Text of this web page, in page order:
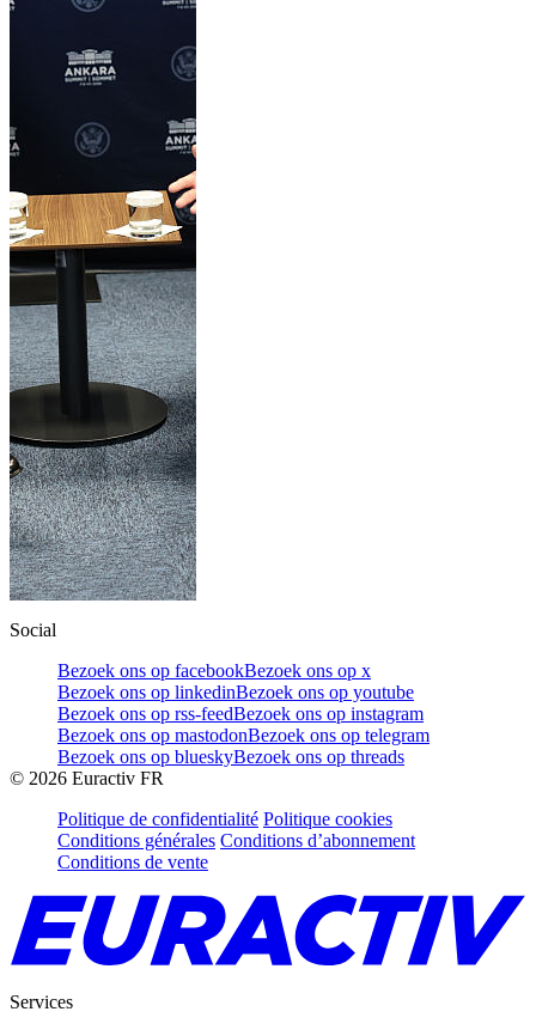
Social
Bezoek ons op facebookBezoek ons op x
Bezoek ons op linkedinBezoek ons op youtube
Bezoek ons op rss-feedBezoek ons op instagram
Bezoek ons op mastodonBezoek ons op telegram
Bezoek ons op blueskyBezoek ons op threads
© 2026 Euractiv FR
Politique de confidentialité Politique cookies
Conditions générales Conditions d’abonnement
Conditions de vente
Services